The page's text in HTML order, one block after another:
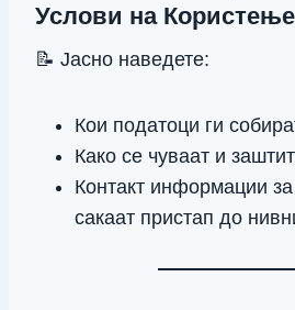
Услови на Користење
📝 Јасно наведете:
Кои податоци ги
Како се чуваат и
Контакт информации
сакаат пристап до